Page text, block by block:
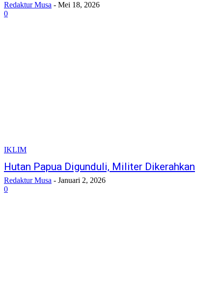
Redaktur Musa - Mei 18, 2026
0
IKLIM
Hutan Papua Digunduli, Militer Dikerahkan
Redaktur Musa - Januari 2, 2026
0